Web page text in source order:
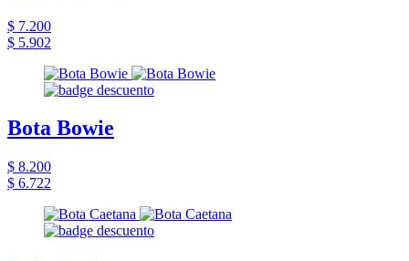
$ 7.200
$ 5.902
Bota Bowie
$ 8.200
$ 6.722